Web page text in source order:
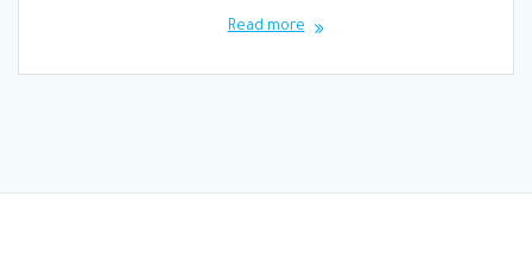
Read more